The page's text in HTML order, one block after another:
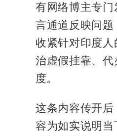
有网络博主专
言通道反映问
收紧针对印度
治虚假挂靠、
度。
这条内容传开
容为如实说明